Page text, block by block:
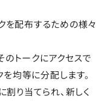
を配布するための様々
のトークにアクセスで
均等に分配します。
り当てられ、新しく